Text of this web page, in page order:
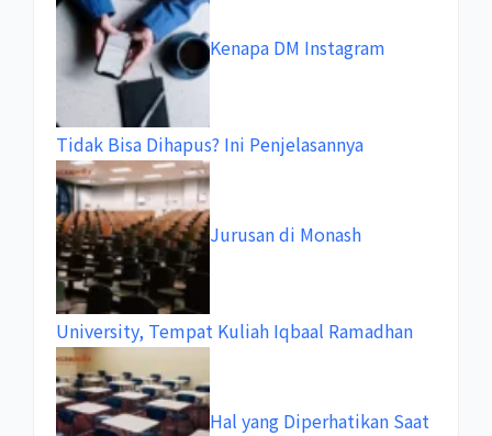
Kenapa DM Instagram
Tidak Bisa Dihapus? Ini Penjelasannya
Jurusan di Monash
University, Tempat Kuliah Iqbaal Ramadhan
Hal yang Diperhatikan Saat